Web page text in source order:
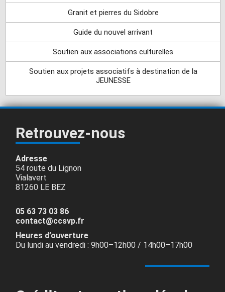
Granit et pierres du Sidobre
Guide du nouvel arrivant
Soutien aux associations culturelles
Soutien aux projets associatifs à destination de la
JEUNESSE
Retrouvez-nous
Adresse
54 route du Lignon
Vialavert
81260 LE BEZ
05 63 73 03 86
contact@ccsvp.fr
Heures d’ouverture
Du lundi au vendredi : 9h00–12h00 / 14h00–17h00